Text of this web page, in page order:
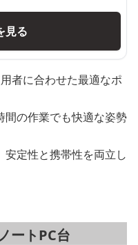
見る
者に合わせた最適なポ
間の作業でも快適な姿勢
定性と携帯性を両立し
ートPC台